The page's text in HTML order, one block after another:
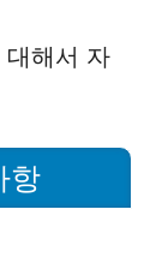
대해서 자
항